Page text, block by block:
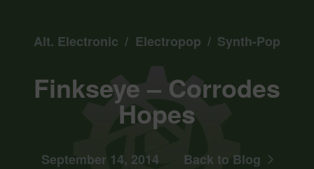
Alt. Electronic / Electropop / Synth-Pop
Finkseye – Corrodes
Hopes
September 14, 2014 Back to Blog